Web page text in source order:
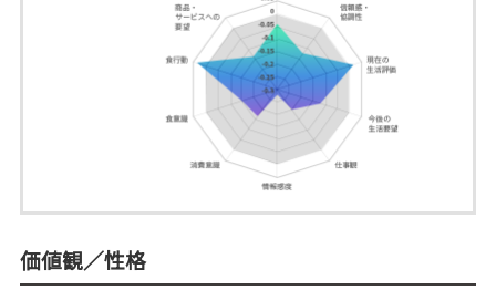
価値観／性格